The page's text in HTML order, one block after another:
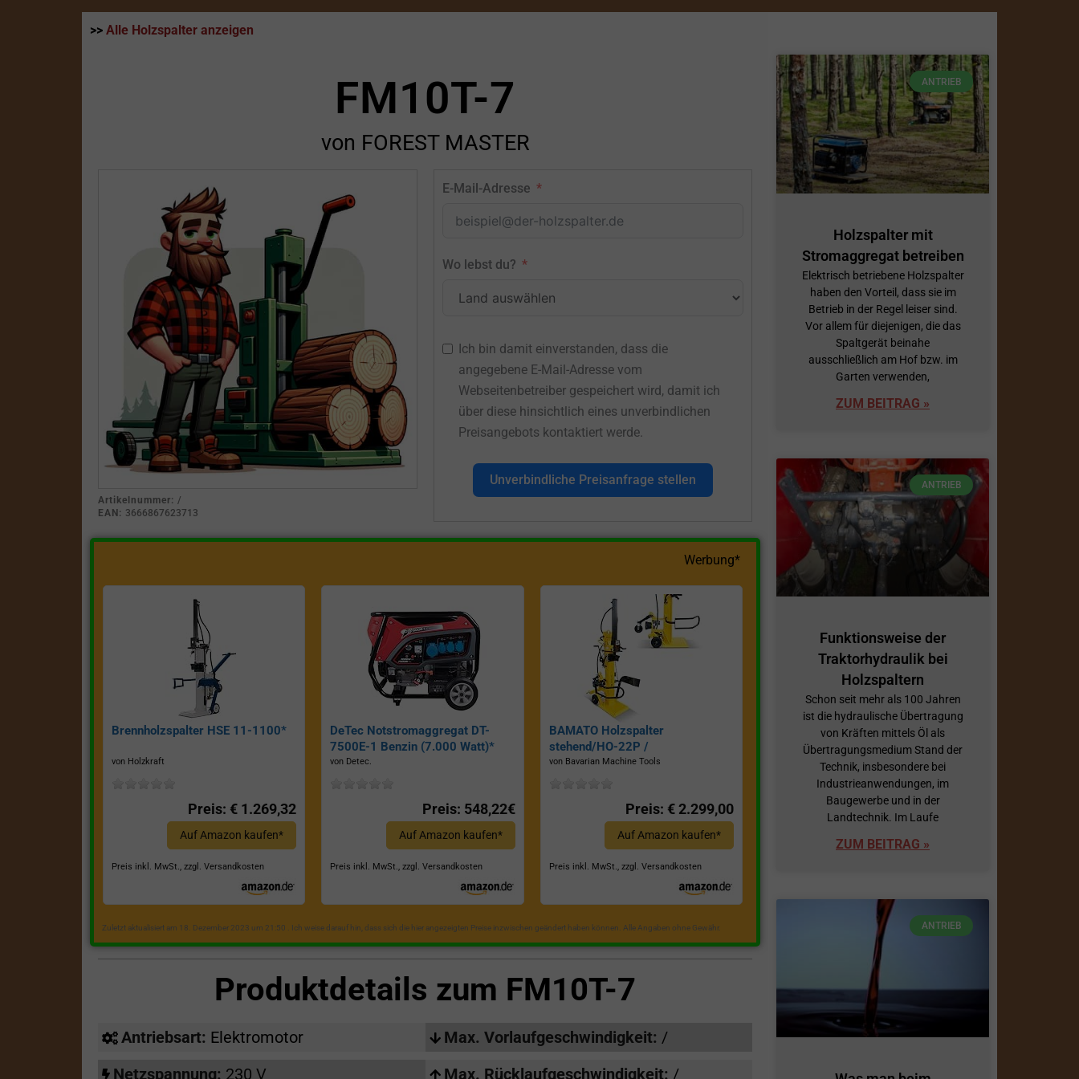
>> Alle Holzspalter anzeigen
FM10T-7
von FOREST MASTER
Artikelnummer: /
EAN: 3666867623713
E-Mail-Adresse
Wo lebst du?
Ich bin damit einverstanden, dass die
angegebene E-Mail-Adresse vom
Webseitenbetreiber gespeichert wird, damit ich
über diese hinsichtlich eines unverbindlichen
Preisangebots kontaktiert werde.
Unverbindliche Preisanfrage stellen
Werbung*
Brennholzspalter HSE 11-1100*
von Holzkraft
Preis: € 1.269,32
Auf Amazon kaufen*
Preis inkl. MwSt., zzgl. Versandkosten
DeTec Notstromaggregat DT-
7500E-1 Benzin (7.000 Watt)*
von Detec.
Preis: 548,22€
Auf Amazon kaufen*
Preis inkl. MwSt., zzgl. Versandkosten
BAMATO Holzspalter
stehend/HO-22P /
Zapfwellenantrieb, Inkl.
von Bavarian Machine Tools
Preis: € 2.299,00
Auf Amazon kaufen*
Preis inkl. MwSt., zzgl. Versandkosten
Zuletzt aktualisiert am 18. Dezember 2023 um 21:50 . Ich weise darauf hin, dass sich die hier angezeigten Preise inzwischen geändert haben können. Alle Angaben ohne Gewähr.
Produktdetails zum FM10T-7
Antriebsart: Elektromotor
Netzspannung: 230 V
Max. Vorlaufgeschwindigkeit: /
Max. Rücklaufgeschwindigkeit: /
ANTRIEB
Holzspalter mit
Stromaggregat betreiben
Elektrisch betriebene Holzspalter
haben den Vorteil, dass sie im
Betrieb in der Regel leiser sind.
Vor allem für diejenigen, die das
Spaltgerät beinahe
ausschließlich am Hof bzw. im
Garten verwenden,
ZUM BEITRAG »
ANTRIEB
Funktionsweise der
Traktorhydraulik bei
Holzspaltern
Schon seit mehr als 100 Jahren
ist die hydraulische Übertragung
von Kräften mittels Öl als
Übertragungsmedium Stand der
Technik, insbesondere bei
Industrieanwendungen, im
Baugewerbe und in der
Landtechnik. Im Laufe
ZUM BEITRAG »
ANTRIEB